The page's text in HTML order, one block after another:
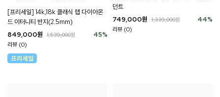
[프리세일] 14k,18k 클래식 랩 다이아몬
드 이터니티 반지(2.5mm)
45%
849,000원 1,539,000원
리뷰 (0)
던트
44%
749,000원 1,339,000원
리뷰 (0)